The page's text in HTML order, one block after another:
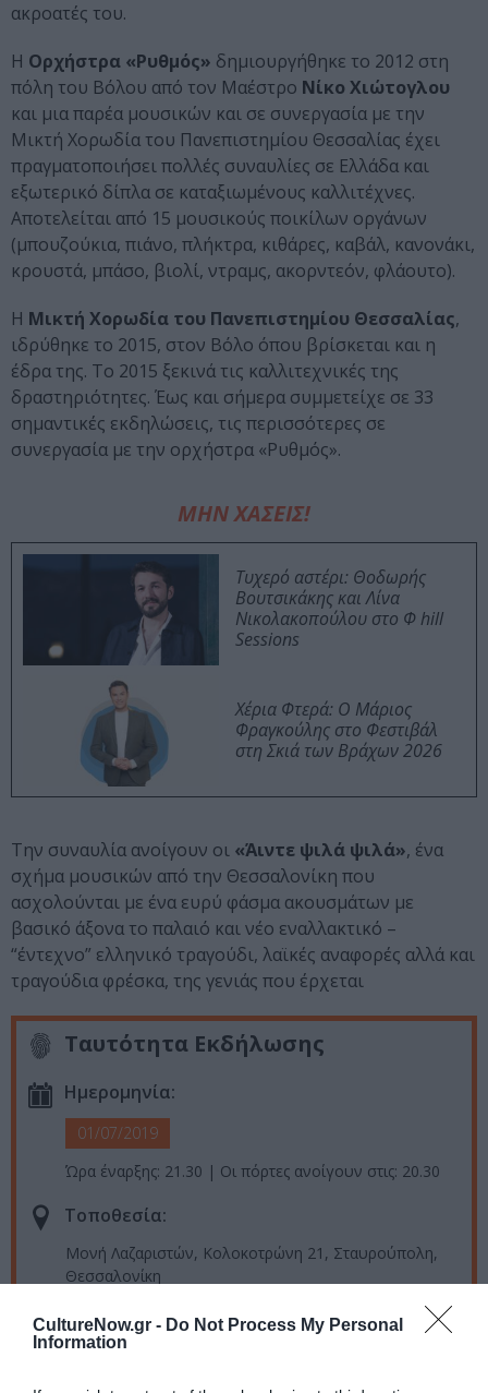
CultureNow.gr - Do Not Process My Personal
Information
ακροατές του.
Η Ορχήστρα «Ρυθμός» δημιουργήθηκε το 2012 στη
πόλη του Βόλου από τον Μαέστρο Νίκο Χιώτογλου
και μια παρέα μουσικών και σε συνεργασία με την
Μικτή Χορωδία του Πανεπιστημίου Θεσσαλίας έχει
πραγματοποιήσει πολλές συναυλίες σε Ελλάδα και
εξωτερικό δίπλα σε καταξιωμένους καλλιτέχνες.
Αποτελείται από 15 μουσικούς ποικίλων οργάνων
(μπουζούκια, πιάνο, πλήκτρα, κιθάρες, καβάλ, κανονάκι,
κρουστά, μπάσο, βιολί, ντραμς, ακορντεόν, φλάουτο).
Η Μικτή Χορωδία του Πανεπιστημίου Θεσσαλίας,
ιδρύθηκε το 2015, στον Βόλο όπου βρίσκεται και η
έδρα της. Το 2015 ξεκινά τις καλλιτεχνικές της
δραστηριότητες. Έως και σήμερα συμμετείχε σε 33
σημαντικές εκδηλώσεις, τις περισσότερες σε
συνεργασία με την ορχήστρα «Ρυθμός».
ΜΗΝ ΧΑΣΕΙΣ!
Τυχερό αστέρι: Θοδωρής
Βουτσικάκης και Λίνα
Νικολακοπούλου στο Φ hill
Sessions
Χέρια Φτερά: Ο Μάριος
Φραγκούλης στο Φεστιβάλ
στη Σκιά των Βράχων 2026
Την συναυλία ανοίγουν οι «Άιντε ψιλά ψιλά», ένα
σχήμα μουσικών από την Θεσσαλονίκη που
ασχολούνται με ένα ευρύ φάσμα ακουσμάτων με
βασικό άξονα το παλαιό και νέο εναλλακτικό –
“έντεχνο” ελληνικό τραγούδι, λαϊκές αναφορές αλλά και
τραγούδια φρέσκα, της γενιάς που έρχεται
Ταυτότητα Εκδήλωσης
Ημερομηνία:
01/07/2019
Ώρα έναρξης: 21.30 | Οι πόρτες ανοίγουν στις: 20.30
Τοποθεσία:
Μονή Λαζαριστών, Κολοκοτρώνη 21, Σταυρούπολη,
Θεσσαλονίκη
Μονή Λαζαριστών